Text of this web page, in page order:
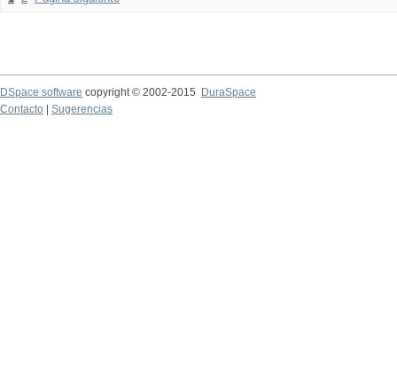
DSpace software copyright © 2002-2015
DuraSpace
Contacto
Sugerencias